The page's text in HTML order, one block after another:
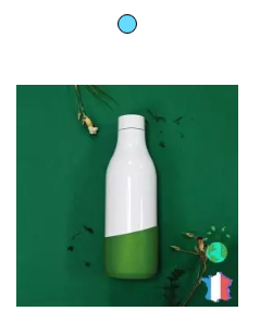
Bleu